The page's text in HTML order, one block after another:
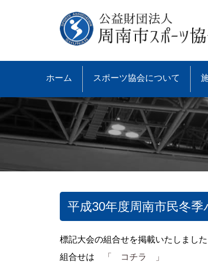
ホーム スポーツ協会について
●諸規
●専門
●大会
●スポーツ少年団とは
●登録スポーツ少年団
●スポ
●スポ
平成30年度周南市民冬
標記大会の組合せを掲載いたしました
組合せは
「 コチラ 」